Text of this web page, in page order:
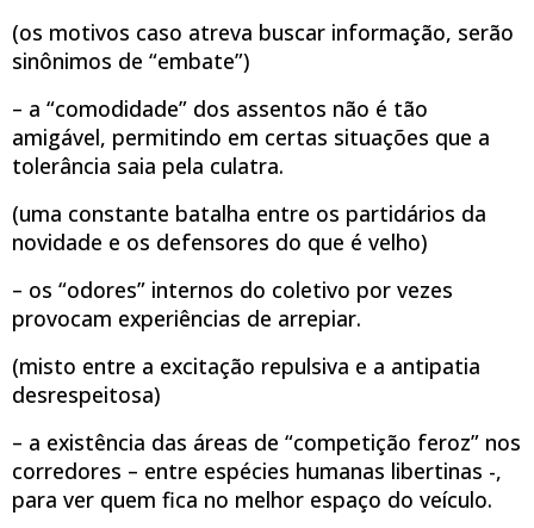
(os motivos caso atreva buscar informação, serão
sinônimos de “embate”)
– a “comodidade” dos assentos não é tão
amigável, permitindo em certas situações que a
tolerância saia pela culatra.
(uma constante batalha entre os partidários da
novidade e os defensores do que é velho)
– os “odores” internos do coletivo por vezes
provocam experiências de arrepiar.
(misto entre a excitação repulsiva e a antipatia
desrespeitosa)
– a existência das áreas de “competição feroz” nos
corredores – entre espécies humanas libertinas -,
para ver quem fica no melhor espaço do veículo.